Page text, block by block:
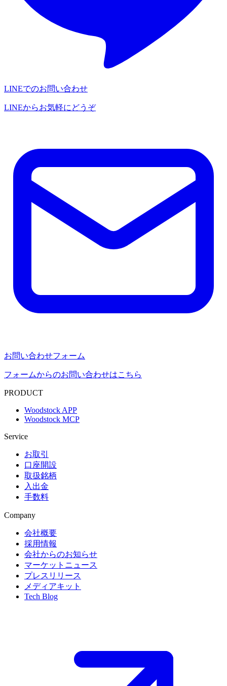
LINEでのお問い合わせ
LINEからお気軽にどうぞ
お問い合わせフォーム
フォームからのお問い合わせはこちら
PRODUCT
Woodstock APP
Woodstock MCP
Service
お取引
口座開設
取扱銘柄
入出金
手数料
Company
会社概要
採用情報
会社からのお知らせ
マーケットニュース
プレスリリース
メディアキット
Tech Blog